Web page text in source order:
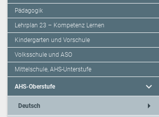
Pädagogik
Lehrplan 23 – Kompetenz Lernen
Kindergarten und Vorschule
Volksschule und ASO
Mittelschule, AHS-Unterstufe
AHS-Oberstufe expand_more
Deutsch arrow_right